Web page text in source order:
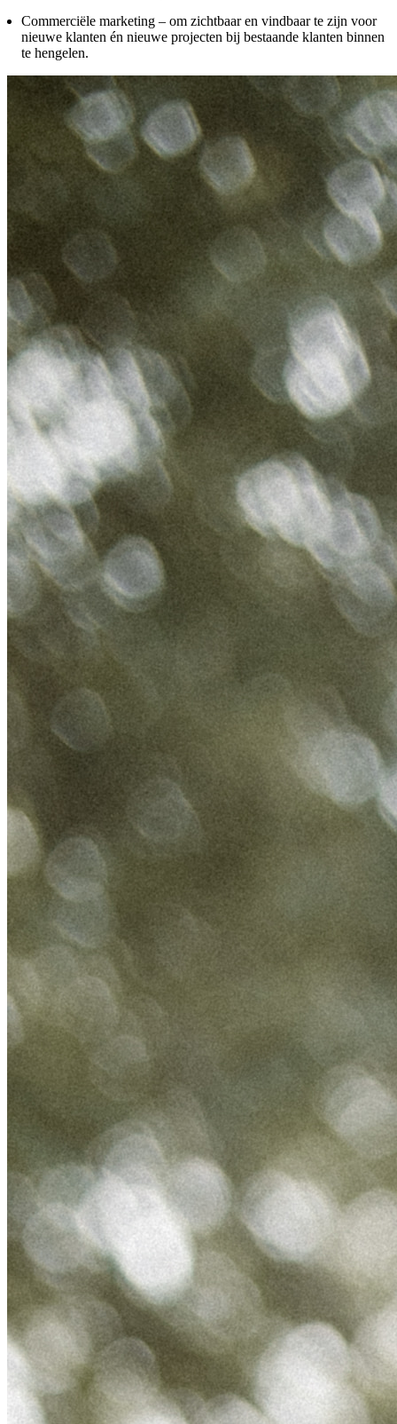
Commerciële marketing – om zichtbaar en vindbaar te zijn voor
nieuwe klanten én nieuwe projecten bij bestaande klanten binnen
te hengelen.